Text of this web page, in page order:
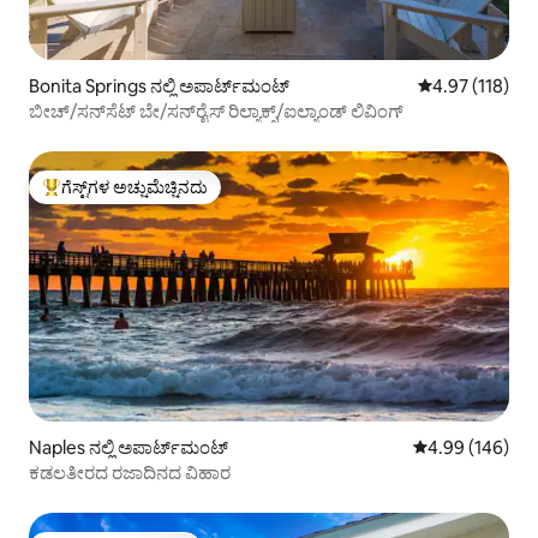
Bonita Springs ನಲ್ಲಿ ಅಪಾರ್ಟ್‌ಮಂಟ್ 5 ರಲ್ಲಿ 4.97
4.97 (118)
ಬೀಚ್/ಸನ್‌ಸೆಟ್ ಬೇ/ಸನ್‌ರೈಸ್ ರಿಲ್ಯಾಕ್ಸ್/ಐಲ್ಯಾಂಡ್ ಲಿವಿಂಗ್
ಗೆಸ್ಟ್‌ಗಳಿಗೆ ಅತಿ ಹೆಚ್ಚು ಅಚ್ಚುಮೆಚ್ಚಿನದು
ಗೆಸ್ಟ್‌ಗಳ ಅಚ್ಚುಮೆಚ್ಚಿನದು
Naples ನಲ್ಲಿ ಅಪಾರ್ಟ್‌ಮಂಟ್ 5 ರಲ್ಲಿ 4.99
4.99 (146)
ಕಡಲತೀರದ ರಜಾದಿನದ ವಿಹಾರ